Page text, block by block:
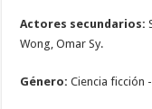
Actores secundarios:
Wong, Omar Sy.
Género:Ciencia ficción